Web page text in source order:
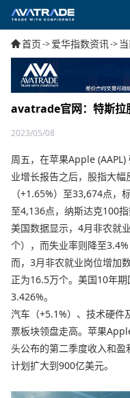
首页->爱华指数资讯->
avatrade官网：特斯拉
2023/05/08
周五，在苹果Apple
业增长报告之后，股指大
（+1.65%）至33,674点，
至4,136点，纳斯达克100
美国数据显示，4月非农就
个），而失业率则降至
而，3月非农就业岗位增加
正为16.5万个。美国10年
3.426%。
汽车（+5.1%）、技术硬件
票板块领盘走高。苹果
头公布的第二季度收入和
计划扩大到900亿美元。